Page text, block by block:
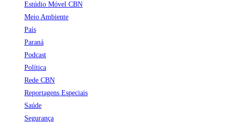
Estúdio Móvel CBN
Meio Ambiente
País
Paraná
Podcast
Política
Rede CBN
Reportagens Especiais
Saúde
Segurança